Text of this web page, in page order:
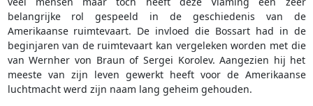
belangrijke rol gespeeld in de geschiedenis van de
Amerikaanse ruimtevaart. De invloed die Bossart had in de
beginjaren van de ruimtevaart kan vergeleken worden met die
van Wernher von Braun of Sergei Korolev. Aangezien hij het
meeste van zijn leven gewerkt heeft voor de Amerikaanse
luchtmacht werd zijn naam lang geheim gehouden.